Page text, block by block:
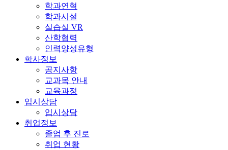
학과연혁
학과시설
실습실 VR
산학협력
인력양성유형
학사정보
공지사항
교과목 안내
교육과정
입시상담
입시상담
취업정보
졸업 후 진로
취업 현황